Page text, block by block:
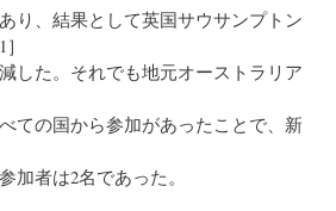
り、結果として英国サウサンプトン
した。それでも地元オーストラリア
ての国から参加があったことで、新
加者は2名であった。